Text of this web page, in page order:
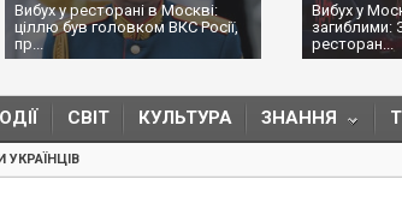
Вибух у ресторані в Москві:
ціллю був головком ВКС Росії,
пр...
Вибух у
загиблими:
ресторан...
СВІТ КУЛЬТУРА ЗНАННЯ
УКРАЇНЦІВ